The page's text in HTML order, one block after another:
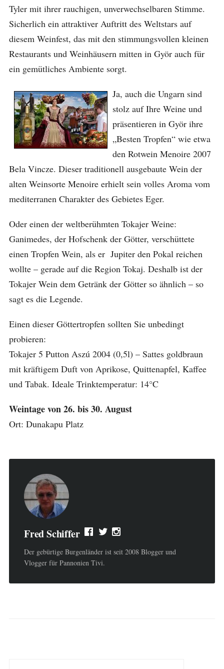
Tyler mit ihrer rauchigen, unverwechselbaren Stimme.
Sicherlich ein attraktiver Auftritt des Weltstars auf
diesem Weinfest, das mit den stimmungsvollen kleinen
Restaurants und Weinhäusern mitten in Györ auch für
ein gemütliches Ambiente sorgt.
Ja, auch die Ungarn sind
stolz auf Ihre Weine und
präsentieren in Györ ihre
„Besten Tropfen“ wie etwa
den Rotwein Menoire 2007
Bela Vincze. Dieser traditionell ausgebaute Wein der
alten Weinsorte Menoire erhielt sein volles Aroma vom
mediterranen Charakter des Gebietes Eger.
Oder einen der weltberühmten Tokajer Weine:
Ganimedes, der Hofschenk der Götter, verschüttete
einen Tropfen Wein, als er Jupiter den Pokal reichen
wollte – gerade auf die Region Tokaj. Deshalb ist der
Tokajer Wein dem Getränk der Götter so ähnlich – so
sagt es die Legende.
Einen dieser Göttertropfen sollten Sie unbedingt
probieren:
Tokajer 5 Putton Aszú 2004 (0,5l) – Sattes goldbraun
mit kräftigem Duft von Aprikose, Quittenapfel, Kaffee
und Tabak. Ideale Trinktemperatur: 14°C
Weintage von 26. bis 30. August
Ort: Dunakapu Platz
Fred Schiffer
Der gebürtige Burgenländer ist seit 2008 Blogger und
Vlogger für Pannonien Tivi.